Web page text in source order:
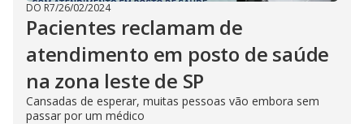
DO R7/26/02/2024
Pacientes reclamam de
atendimento em posto de saúde
na zona leste de SP
Cansadas de esperar, muitas pessoas vão embora sem
passar por um médico